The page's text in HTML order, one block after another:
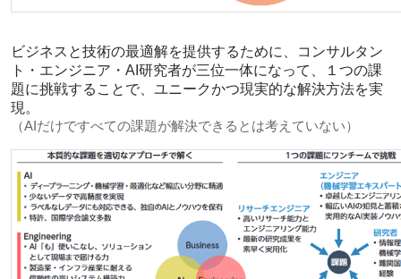
ビジネスと技術の最適解を提供するために、コンサルタン
ト・エンジニア・AI研究者が三位一体になって、１つの課
題に挑戦することで、ユニークかつ現実的な解決方法を実
現。
（AIだけですべての課題が解決できるとは考えていない）